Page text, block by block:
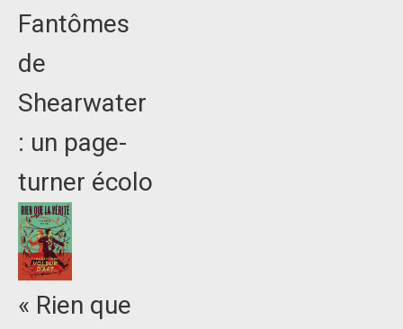
Fantômes
de
Shearwater
: un page-
turner écolo
« Rien que